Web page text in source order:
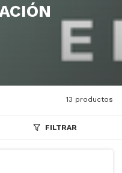
13 productos
FILTRAR